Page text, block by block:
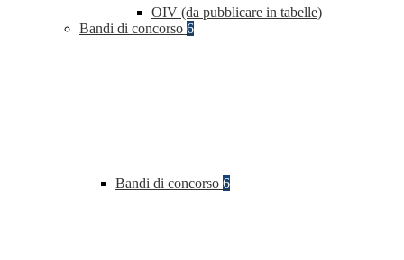
OIV (da pubblicare in tabelle)
Bandi di concorso 6
Bandi di concorso 6